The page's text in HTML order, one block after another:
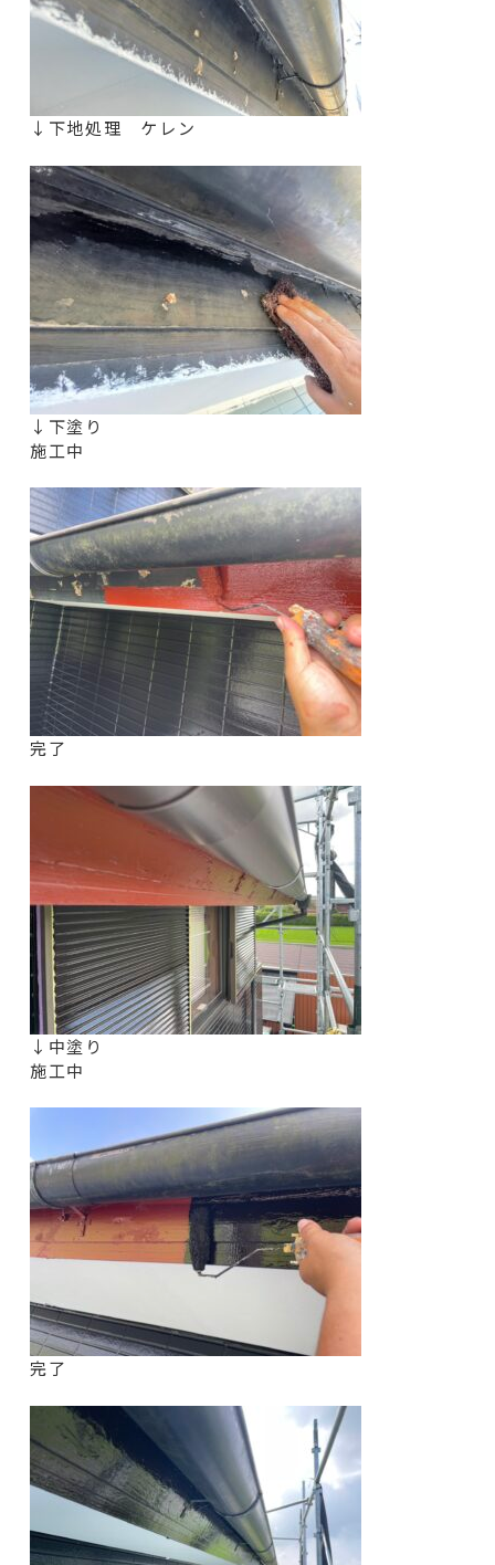
↓下地処理 ケレン
↓下塗り
施工中
完了
↓中塗り
施工中
完了